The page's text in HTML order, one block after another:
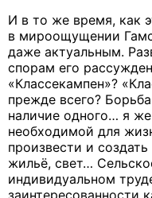
И в то же время, как
в мироощущении
даже актуальным.
спорам его
«Классекампен»?
прежде всего?
наличие одного… я
необходимой для
произвести и
жильё, свет…
индивидуальном
заинтересованности